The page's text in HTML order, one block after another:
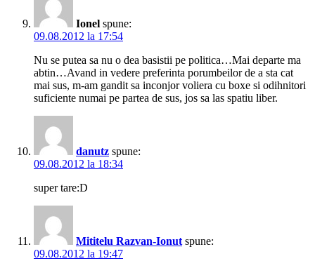
Ionel spune:
09.08.2012 la 17:54
Nu se putea sa nu o dea basistii pe politica…Mai departe ma
abtin…Avand in vedere preferinta porumbeilor de a sta cat
mai sus, m-am gandit sa inconjor voliera cu boxe si odihnitori
suficiente numai pe partea de sus, jos sa las spatiu liber.
danutz spune:
09.08.2012 la 18:34
super tare:D
Mititelu Razvan-Ionut spune:
09.08.2012 la 19:47